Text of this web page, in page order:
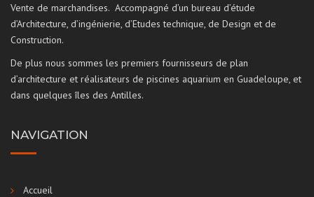
Vente de marchandises. Accompagné d’un bureau d’étude
d’Architecture, d’ingénierie, d’Etudes technique, de Design et de
Construction.
De plus nous sommes les premiers fournisseurs de plan
d’architecture et réalisateurs de piscines aquarium en Guadeloupe, et
dans quelques îles des Antilles.
NAVIGATION
Accueil